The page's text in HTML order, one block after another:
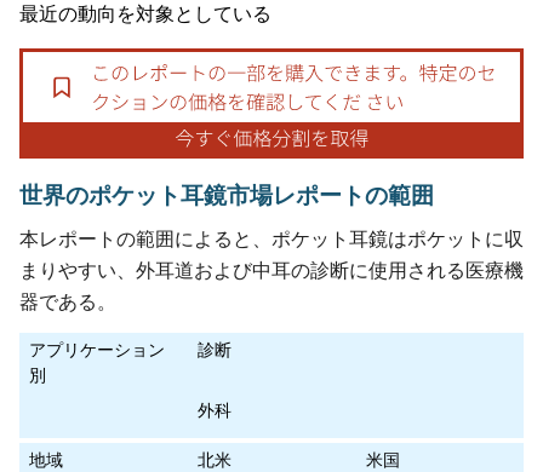
最近の動向を対象としている
世界のポケット耳鏡市場レポートの範囲
本レポートの範囲によると、ポケット耳鏡はポケットに収
まりやすい、外耳道および中耳の診断に使用される医療機
器である。
アプリケーション
別
診断
外科
地域 北米
米国